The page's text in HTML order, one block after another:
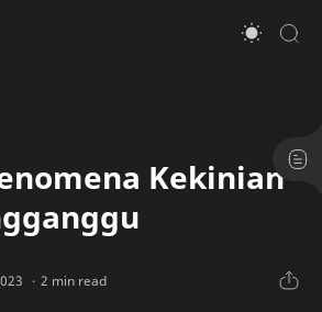
Kekinian
2 min read